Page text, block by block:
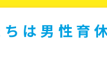
は男性育